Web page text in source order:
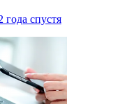
года спустя